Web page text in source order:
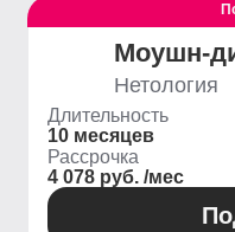
Моушн-
Нетология
Длительность
10 месяцев
Рассрочка
4 078 руб. /мес